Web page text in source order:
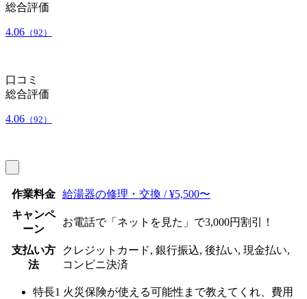
総合評価
4.06 （92）
口コミ
総合評価
4.06 （92）
作業料金 給湯器の修理・交換 / ¥5,500〜
キャンペ
ーン
お電話で「ネットを見た」で3,000円割引！
支払い方
法
クレジットカード, 銀行振込, 後払い, 現金払い,
コンビニ決済
特長1 火災保険が使える可能性まで教えてくれ、費用